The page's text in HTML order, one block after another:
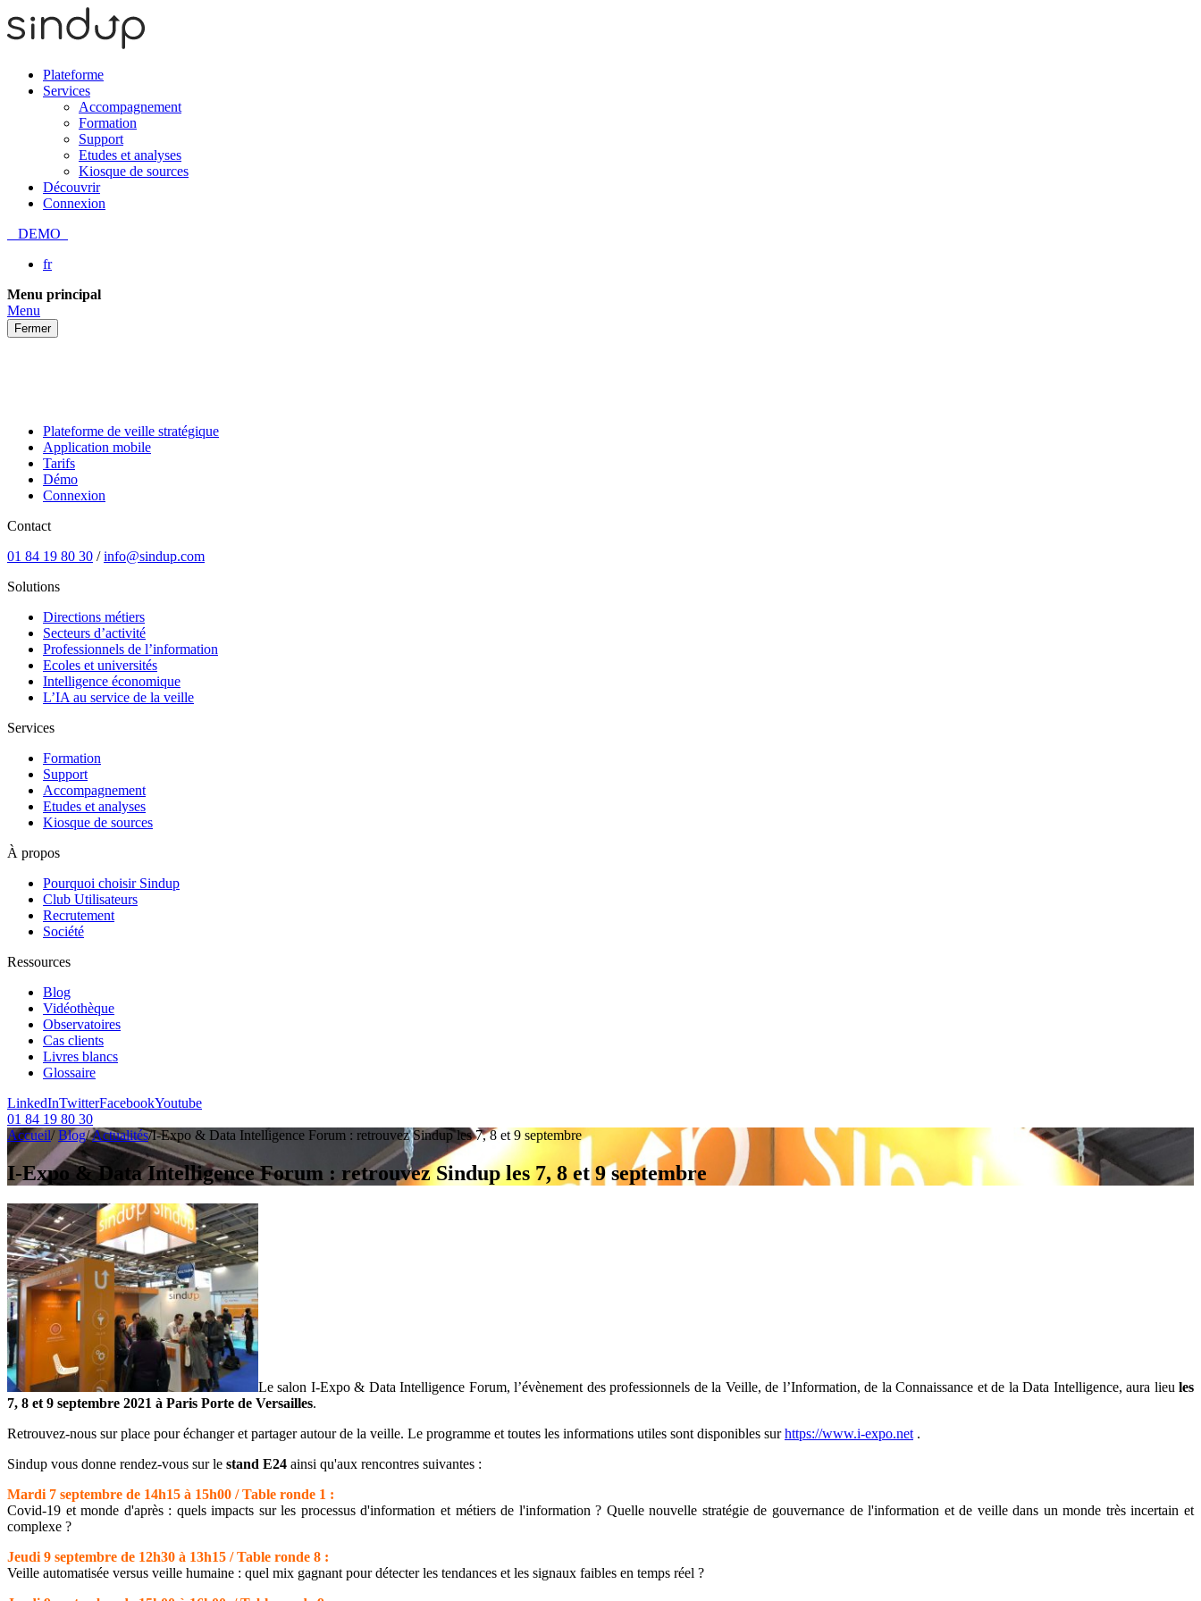
Plateforme
Services
Accompagnement
Formation
Support
Etudes et analyses
Kiosque de sources
Découvrir
Connexion
DEMO
fr
Passer
au
contenu
Menu principal
Menu
Fermer
Plateforme de veille stratégique
Application mobile
Tarifs
Démo
Connexion
Contact
01 84 19 80 30 /info@sindup.com
Solutions
Directions métiers
Secteurs d’activité
Professionnels de l’information
Ecoles et universités
Intelligence économique
L’IA au service de la veille
Services
Formation
Support
Accompagnement
Etudes et analyses
Kiosque de sources
À propos
Pourquoi choisir Sindup
Club Utilisateurs
Recrutement
Société
Ressources
Blog
Vidéothèque
Observatoires
Cas clients
Livres blancs
Glossaire
LinkedInTwitterFacebookYoutube
01 84 19 80 30
Accueil/ Blog/Actualités/I-Expo & Data Intelligence Forum : retrouvez Sindup les 7, 8 et 9 septembre
I-Expo & Data Intelligence Forum : retrouvez Sindup les 7, 8 et 9 septembre
Le salon I-Expo & Data Intelligence Forum, l’évènement des professionnels de la Veille, de l’Information, de la Connaissance et de la Data Intelligence, aura lieu les
7, 8 et 9 septembre 2021 à Paris Porte de Versailles.
Retrouvez-nous sur place pour échanger et partager autour de la veille. Le programme et toutes les informations utiles sont disponibles surhttps://www.i-expo.net .
Sindup vous donne rendez-vous sur le stand E24 ainsi qu'aux rencontres suivantes :
Mardi 7 septembre de 14h15 à 15h00 / Table ronde 1 :
Covid-19 et monde d'après : quels impacts sur les processus d'information et métiers de l'information ? Quelle nouvelle stratégie de gouvernance de l'information et de veille dans un monde très incertain et
complexe ?
Jeudi 9 septembre de 12h30 à 13h15 / Table ronde 8 :
Veille automatisée versus veille humaine : quel mix gagnant pour détecter les tendances et les signaux faibles en temps réel ?